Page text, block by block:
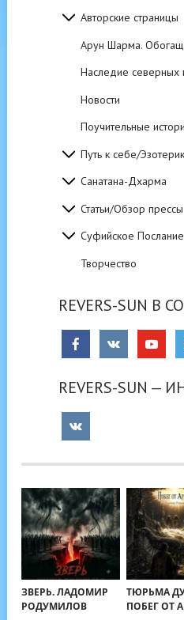
Авторские страницы
Арун Шарма.
Наследие северных
Новости
Поучительные
Путь к себе/
Санатана-Дхарма
Статьи/Обзор прессы
Суфийское
Творчество
REVERS-SUN В
REVERS-SUN —
ЗВЕРЬ. ЛАДОМИР
РОДУМИЛОВ
ТЮРЬМА
ПОБЕГ ОТ